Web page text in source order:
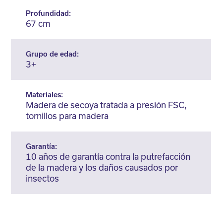
Profundidad:
67 cm
Grupo de edad:
3+
Materiales:
Madera de secoya tratada a presión FSC,
tornillos para madera
Garantía:
10 años de garantía contra la putrefacción
de la madera y los daños causados por
insectos